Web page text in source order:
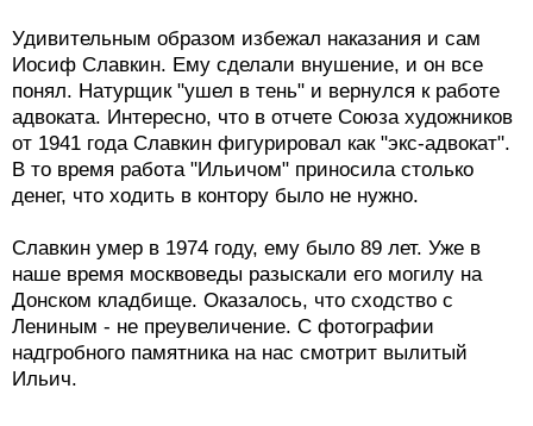
Удивительным образом избежал наказания и сам
Иосиф Славкин. Ему сделали внушение, и он все
понял. Натурщик "ушел в тень" и вернулся к работе
адвоката. Интересно, что в отчете Союза художников
от 1941 года Славкин фигурировал как "экс-адвокат".
В то время работа "Ильичом" приносила столько
денег, что ходить в контору было не нужно.
Славкин умер в 1974 году, ему было 89 лет. Уже в
наше время москвоведы разыскали его могилу на
Донском кладбище. Оказалось, что сходство с
Лениным - не преувеличение. С фотографии
надгробного памятника на нас смотрит вылитый
Ильич.